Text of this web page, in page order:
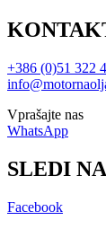
+386 (0)51 322
Vprašajte nas
WhatsApp
SLEDI
Facebook